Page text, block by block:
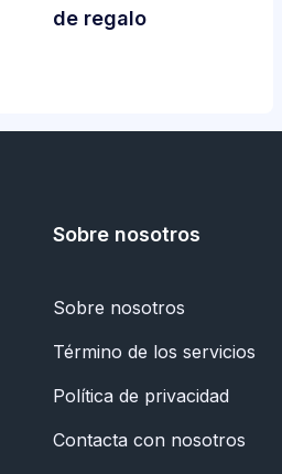
de regalo
Sobre nosotros
Sobre nosotros
Término de los servicios
Política de privacidad
Contacta con nosotros